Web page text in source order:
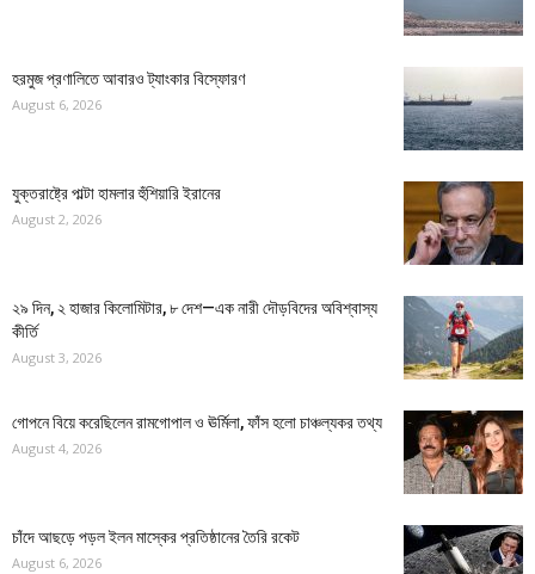
হরমুজ প্রণালিতে আবারও ট্যাংকার বিস্ফোরণ
August 6, 2026
যুক্তরাষ্ট্রে পাল্টা হামলার হুঁশিয়ারি ইরানের
August 2, 2026
২৯ দিন, ২ হাজার কিলোমিটার, ৮ দেশ—এক নারী দৌড়বিদের অবিশ্বাস্য
কীর্তি
August 3, 2026
গোপনে বিয়ে করেছিলেন রামগোপাল ও ঊর্মিলা, ফাঁস হলো চাঞ্চল্যকর তথ্য
August 4, 2026
চাঁদে আছড়ে পড়ল ইলন মাস্কের প্রতিষ্ঠানের তৈরি রকেট
August 6, 2026